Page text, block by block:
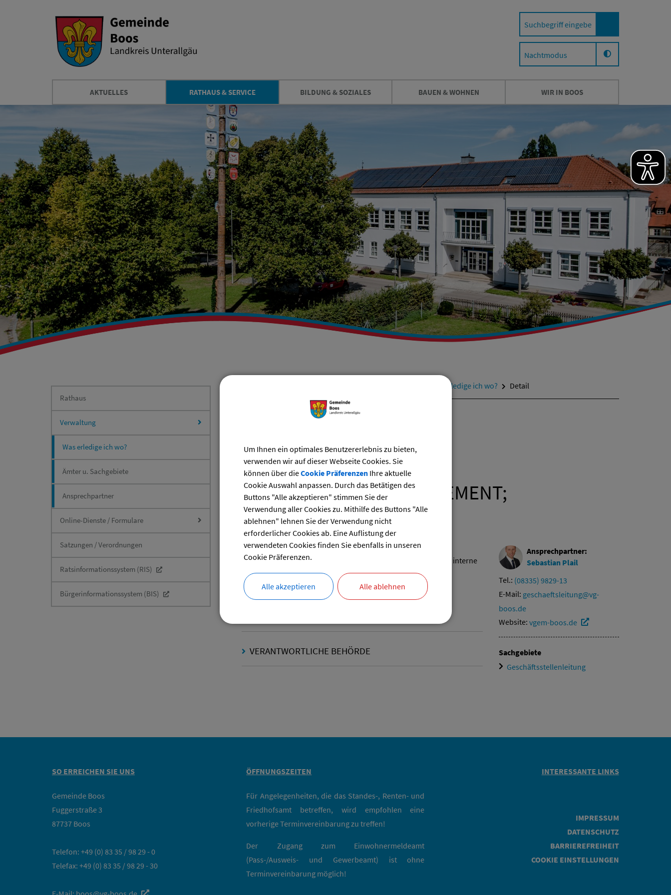
AKTUELLES RATHAUS & SERVICE BILDUNG & SOZIALES BAUEN & WOHNEN WIR IN BOOS
Nachtmodus
Rathaus
Verwaltung
Was erledige ich wo?
Ämter u. Sachgebiete
Ansprechpartner
Online-Dienste / Formulare
Satzungen / Verordnungen
Ratsinformationssystem (RIS)
Bürgerinformationssystem (BIS)
Was erledige ich wo? Detail
KOMMUNALES
ORGANISATIONSMANAGEMENT;
INFORMATIONEN
Die allgemeine innerbetriebliche Organisation ist eine wichtige interne
Verwaltungsaufgabe von Behörden.
VERANTWORTLICHE BEHÖRDE
Ansprechpartner:
Sebastian Plail
Tel.: (08335) 9829-13
E-Mail: geschaeftsleitung@vg-
boos.de
Website: vgem-boos.de
Sachgebiete
Geschäftsstellenleitung
SO ERREICHEN SIE UNS
Gemeinde Boos
Fuggerstraße 3
87737 Boos
Telefon: +49 (0) 83 35 / 98 29 - 0
Telefax: +49 (0) 83 35 / 98 29 - 30
ÖFFNUNGSZEITEN
Für Angelegenheiten, die das Standes-, Renten- und
Friedhofsamt betreffen, wird empfohlen eine
vorherige Terminvereinbarung zu treffen!
Der Zugang zum Einwohnermeldeamt
(Pass-/Ausweis- und Gewerbeamt) ist ohne
Terminvereinbarung möglich!
INTERESSANTE LINKS
IMPRESSUM
DATENSCHUTZ
BARRIEREFREIHEIT
COOKIE EINSTELLUNGEN
Um Ihnen ein optimales Benutzererlebnis zu bieten,
verwenden wir auf dieser Webseite Cookies. Sie
können über dieCookie PräferenzenIhre aktuelle
Cookie Auswahl anpassen. Durch das Betätigen des
Buttons "Alle akzeptieren" stimmen Sie der
Verwendung aller Cookies zu. Mithilfe des Buttons "Alle
ablehnen" lehnen Sie der Verwendung nicht
erforderlicher Cookies ab. Eine Auflistung der
verwendeten Cookies finden Sie ebenfalls in unseren
Cookie Präferenzen.
Alle akzeptieren Alle ablehnen